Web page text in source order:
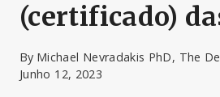
(certificado)
By Michael Nevradakis PhD, The
Junho 12, 2023